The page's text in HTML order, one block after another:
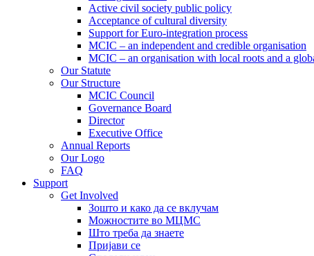
Active civil society public policy
Acceptance of cultural diversity
Support for Euro-integration process
MCIC – an independent and credible organisation
MCIC – an organisation with local roots and a
Our Statute
Our Structure
MCIC Council
Governance Board
Director
Executive Office
Annual Reports
Our Logo
FAQ
Support
Get Involved
Зошто и како да се вклучам
Можностите во МЦМС
Што треба да знаете
Пријави се